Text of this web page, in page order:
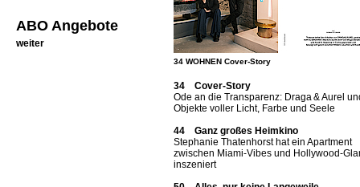
ABO Angebote
weiter
34 WOHNEN Cover-Story
34 Cover-Story
Ode an die Transparenz: Draga & Aurel
Objekte voller Licht, Farbe und Seele
44 Ganz großes Heimkino
Stephanie Thatenhorst hat ein Apartment
zwischen Miami-Vibes und Hollywood-
inszeniert